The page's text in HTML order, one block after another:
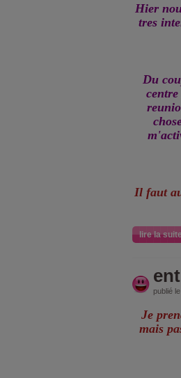
Hier
tres
Du
Il faut
lire la
publié
Je
mais